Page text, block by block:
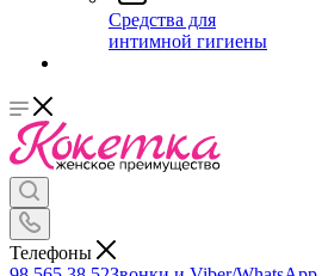
Средства для
интимной гигиены
Телефоны